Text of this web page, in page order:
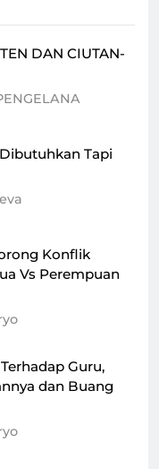
DAN CIUTAN-
Tapi
Konflik
Vs Perempuan
Guru,
dan Buang